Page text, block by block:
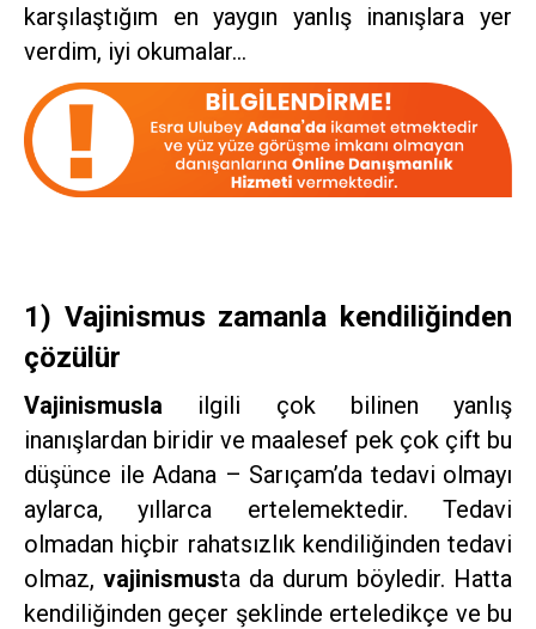
karşılaştığım en yaygın yanlış inanışlara yer
verdim, iyi okumalar…
1) Vajinismus zamanla kendiliğinden
çözülür
Vajinismusla ilgili çok bilinen yanlış
inanışlardan biridir ve maalesef pek çok çift bu
düşünce ile Adana – Sarıçam’da tedavi olmayı
aylarca, yıllarca ertelemektedir. Tedavi
olmadan hiçbir rahatsızlık kendiliğinden tedavi
olmaz, vajinismusta da durum böyledir. Hatta
kendiliğinden geçer şeklinde erteledikçe ve bu